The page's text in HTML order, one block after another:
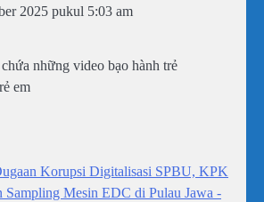
2025 pukul 5:03 am
những video bạo hành trẻ
em
Korupsi Digitalisasi SPBU, KPK
Mesin EDC di Pulau Jawa -